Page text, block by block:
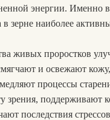
энергии. Именно
зерне наиболее
живых проростков
и освежают
процессы
зрения, поддерживают
последствия